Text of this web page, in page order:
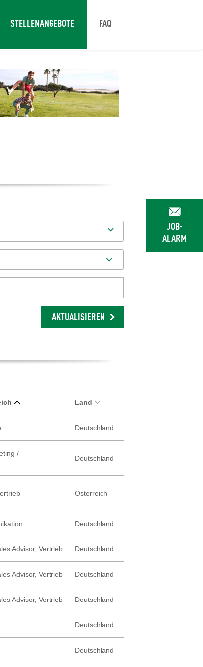
STELLENANGEBOTE FAQ
AKTUALISIEREN
Land
Deutschland
/
Deutschland
Österreich
Deutschland
Advisor, Vertrieb Deutschland
Advisor, Vertrieb Deutschland
Advisor, Vertrieb Deutschland
Deutschland
Deutschland
JOB-
ALARM